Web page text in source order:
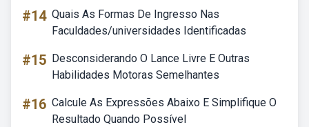
#14 Quais As Formas De Ingresso Nas
Faculdades/universidades Identificadas
#15 Desconsiderando O Lance Livre E Outras
Habilidades Motoras Semelhantes
#16 Calcule As Expressões Abaixo E Simplifique O
Resultado Quando Possível